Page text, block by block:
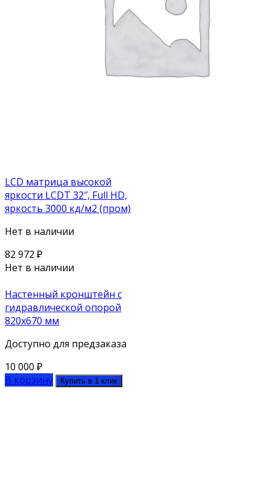
LCD матрица высокой
яркости LCDT 32″, Full HD,
яркость 3000 кд/м2 (пром)
Нет в наличии
82 972 ₽
Нет в наличии
Настенный кронштейн с
гидравлической опорой
820х670 мм
Доступно для предзаказа
10 000 ₽
В корзину
Купить в 1 клик